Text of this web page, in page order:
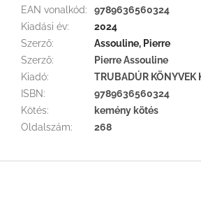
EAN vonalkód:
9789636560324
Kiadási év:
2024
Szerző:
Assouline, Pierre
Szerző:
Pierre Assouline
Kiadó:
TRUBADÚR KÖNYVEK
ISBN:
9789636560324
Kötés:
kemény kötés
Oldalszám: 268